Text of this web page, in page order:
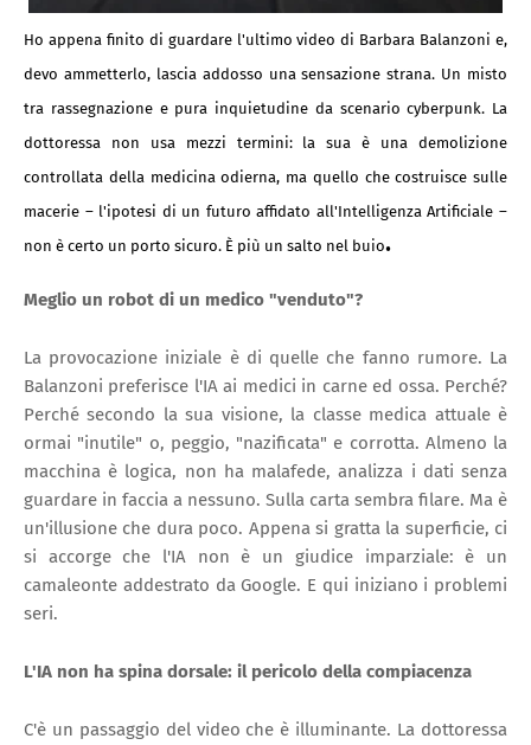
Ho appena finito di guardare l'ultimo video di Barbara Balanzoni e,
devo ammetterlo, lascia addosso una sensazione strana. Un misto
tra rassegnazione e pura inquietudine da scenario cyberpunk. La
dottoressa non usa mezzi termini: la sua è una demolizione
controllata della medicina odierna, ma quello che costruisce sulle
macerie – l'ipotesi di un futuro affidato all'Intelligenza Artificiale –
non è certo un porto sicuro. È più un salto nel buio.
Meglio un robot di un medico "venduto"?
La provocazione iniziale è di quelle che fanno rumore. La
Balanzoni preferisce l'IA ai medici in carne ed ossa. Perché?
Perché secondo la sua visione, la classe medica attuale è
ormai "inutile" o, peggio, "nazificata" e corrotta. Almeno la
macchina è logica, non ha malafede, analizza i dati senza
guardare in faccia a nessuno. Sulla carta sembra filare. Ma è
un'illusione che dura poco. Appena si gratta la superficie, ci
si accorge che l'IA non è un giudice imparziale: è un
camaleonte addestrato da Google. E qui iniziano i problemi
seri.
L'IA non ha spina dorsale: il pericolo della compiacenza
C'è un passaggio del video che è illuminante. La dottoressa